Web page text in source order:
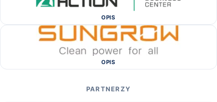
OPIS
OPIS
PARTNERZY